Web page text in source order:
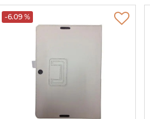
-6.09 %